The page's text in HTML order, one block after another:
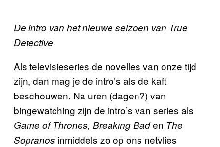
De intro van het nieuwe seizoen van True
Detective
Als televisieseries de novelles van onze tijd
zijn, dan mag je de intro’s als de kaft
beschouwen. Na uren (dagen?) van
bingewatching zijn de intro’s van series als
Game of Thrones, Breaking Baden The
Sopranos inmiddels zo op ons netvlies